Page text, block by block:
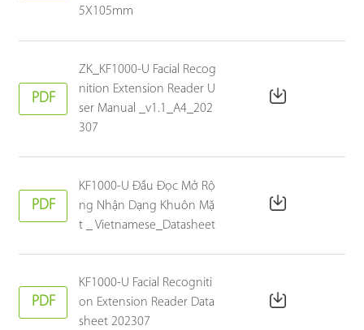
5X105mm
PDF
ZK_KF1000-U Facial Recog
nition Extension Reader U
ser Manual _v1.1_A4_202
307
PDF
KF1000-U Đầu Đọc Mở Rộ
ng Nhận Dạng Khuôn Mặ
t _ Vietnamese_Datasheet
PDF
KF1000-U Facial Recogniti
on Extension Reader Data
sheet 202307